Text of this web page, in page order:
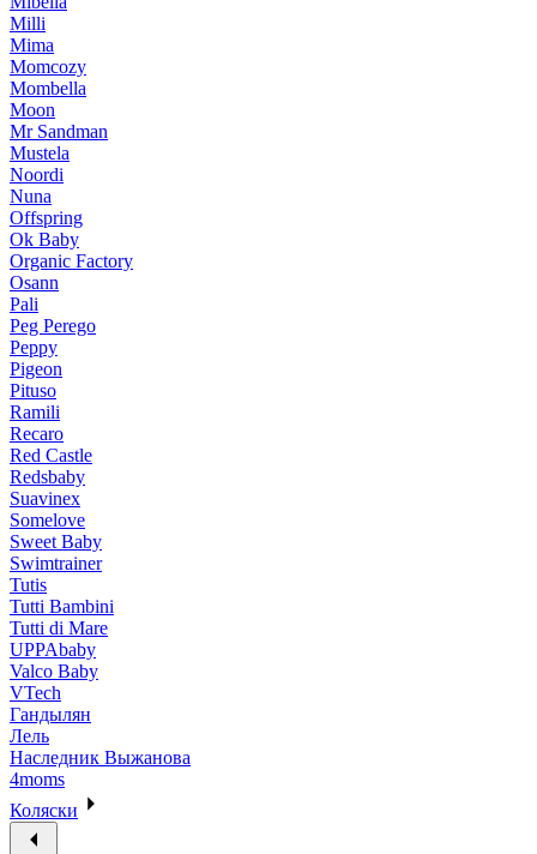
Milli
Mima
Momcozy
Mombella
Moon
Mr Sandman
Mustela
Noordi
Nuna
Offspring
Ok Baby
Organic Factory
Osann
Pali
Peg Perego
Peppy
Pigeon
Pituso
Ramili
Recaro
Red Castle
Redsbaby
Suavinex
Somelove
Sweet Baby
Swimtrainer
Tutis
Tutti Bambini
Tutti di Mare
UPPAbaby
Valco Baby
VTech
Гандылян
Лель
Наследник Выжанова
4moms
Коляски